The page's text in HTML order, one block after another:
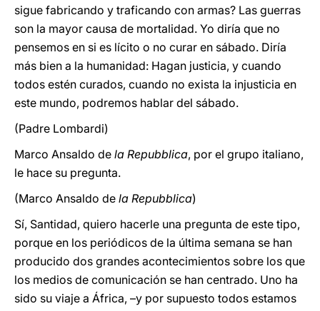
sigue fabricando y traficando con armas? Las guerras
son la mayor causa de mortalidad. Yo diría que no
pensemos en si es lícito o no curar en sábado. Diría
más bien a la humanidad: Hagan justicia, y cuando
todos estén curados, cuando no exista la injusticia en
este mundo, podremos hablar del sábado.
(Padre Lombardi)
Marco Ansaldo de la Repubblica, por el grupo italiano,
le hace su pregunta.
(Marco Ansaldo de la Repubblica)
Sí, Santidad, quiero hacerle una pregunta de este tipo,
porque en los periódicos de la última semana se han
producido dos grandes acontecimientos sobre los que
los medios de comunicación se han centrado. Uno ha
sido su viaje a África, –y por supuesto todos estamos